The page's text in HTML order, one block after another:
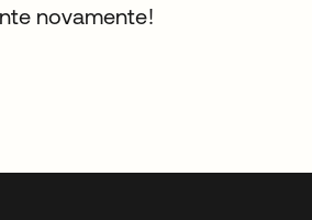
novamente!